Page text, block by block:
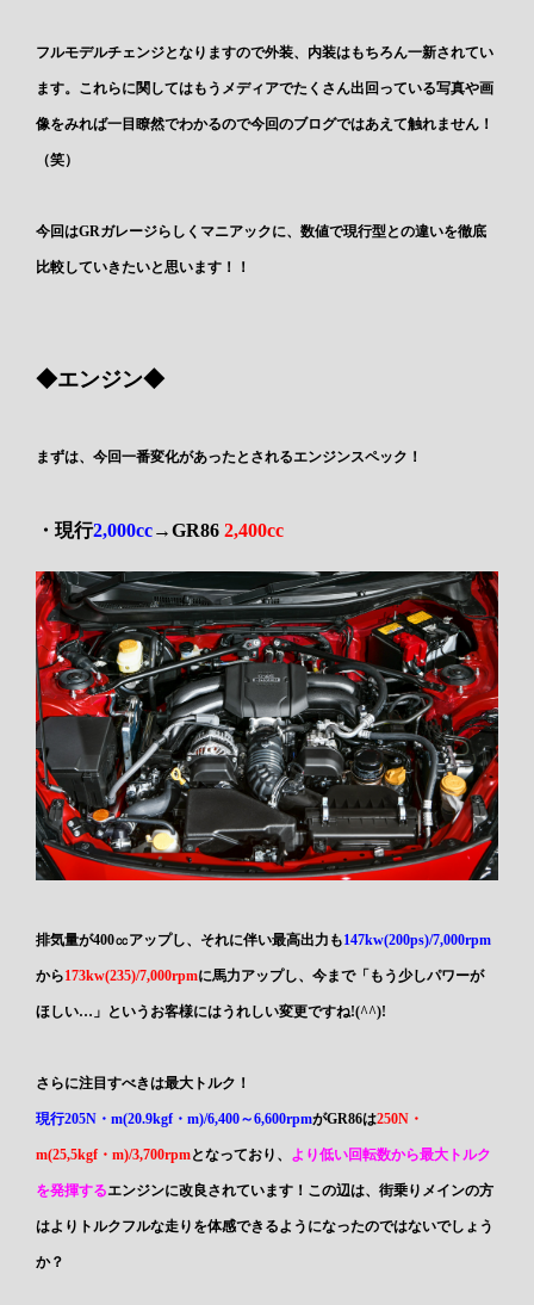
フルモデルチェンジとなりますので外装、内装はもちろん一新されてい
ます。これらに関してはもうメディアでたくさん出回っている写真や画
像をみれば一目瞭然でわかるので今回のブログではあえて触れません！
（笑）
今回はGRガレージらしくマニアックに、数値で現行型との違いを徹底
比較していきたいと思います！！
◆エンジン◆
まずは、今回一番変化があったとされるエンジンスペック！
・現行2,000cc→GR862,400cc
排気量が400㏄アップし、それに伴い最高出力も147kw(200ps)/7,000rpm
から173kw(235)/7,000rpmに馬力アップし、今まで「もう少しパワーが
ほしい…」というお客様にはうれしい変更ですね!(^^)!
さらに注目すべきは最大トルク！
現行205N・m(20.9kgf・m)/6,400～6,600rpmがGR86は250N・
m(25,5kgf・m)/3,700rpmとなっており、 より低い回転数から最大トルク
を発揮するエンジンに改良されています！この辺は、街乗りメインの方
はよりトルクフルな走りを体感できるようになったのではないでしょう
か？